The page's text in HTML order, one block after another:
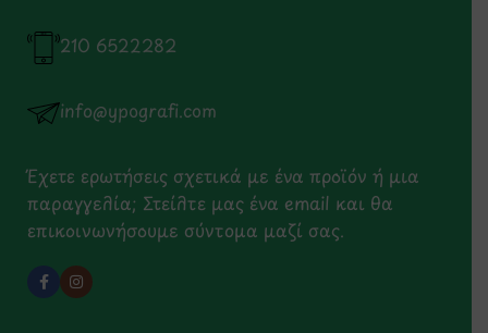
210 6522282
info@ypografi.com
Έχετε ερωτήσεις σχετικά με ένα προϊόν ή μια
παραγγελία; Στείλτε μας ένα email και θα
επικοινωνήσουμε σύντομα μαζί σας.